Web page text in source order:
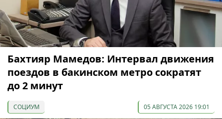
Бахтияр Мамедов: Интервал движения
поездов в бакинском метро сократят
до 2 минут
СОЦИУМ 05 АВГУСТА 2026 19:01